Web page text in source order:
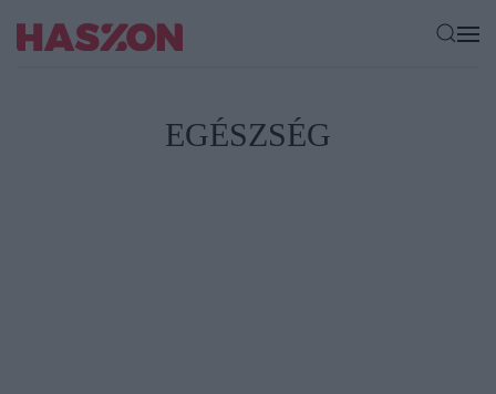
EGÉSZSÉG